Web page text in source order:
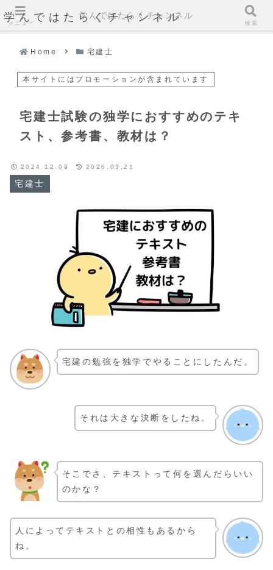
学んではたらくチャンネル
Home 宅建士
本サイトにはプロモーションが含まれています
宅建士試験の独学におすすめのテキ
スト、参考書、教材は？
宅建士
2024.12.09 2026.03.21
宅建の勉強を独学でやることにしたんだ。
それは大きな決断をしたね。
そこでさ、テキストって何を選んだらいい
のかな？
人によってテキストとの相性もあるから
ね。
メニュー
学んではたらくチャンネル
検索